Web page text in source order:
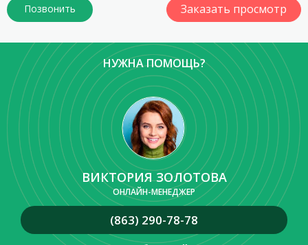
Заказать просмотр
НУЖНА ПОМОЩЬ?
ВИКТОРИЯ ЗОЛОТОВА
ОНЛАЙН-МЕНЕДЖЕР
(863) 290-78-78